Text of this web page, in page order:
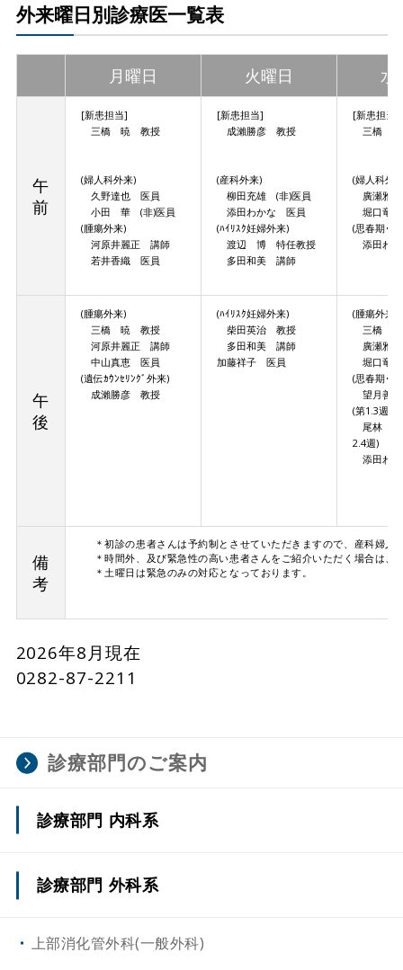
外来曜日別診療医一覧表
月曜日 火曜日 水
午
前
[新患担当]
三橋 暁 教授
(婦人科外来)
久野達也 医員
小田 華 (非)医員
(腫瘍外来)
河原井麗正 講師
若井香織 医員
[新患担当]
成瀨勝彦 教授
(産科外来)
柳田充雄 (非)医員
添田わかな 医員
(ﾊｲﾘｽｸ妊婦外来)
渡辺 博 特任教授
多田和美 講師
[新患担当]
三橋
(婦人科外
廣瀬雅
堀口竜
(思春期･
添田わ
午
後
(腫瘍外来)
三橋 暁 教授
河原井麗正 講師
中山真恵 医員
(遺伝ｶｳﾝｾﾘﾝｸﾞ外来)
成瀨勝彦 教授
(ﾊｲﾘｽｸ妊婦外来)
柴田英治 教授
多田和美 講師
加藤祥子 医員
(腫瘍外来)
三橋
廣瀬雅
堀口竜
(思春期･
望月善
(第1.3週)
尾林 聡
2.4週)
添田わ
備
考
＊初診の患者さんは予約制とさせていただきますので、産科婦
＊時間外、及び緊急性の高い患者さんをご紹介いただく場合は、
＊土曜日は緊急のみの対応となっております。
2026年8月現在
0282-87-2211
診療部門のご案内
診療部門 内科系
心臓・血管内科/循環器内科
診療部門 外科系
上部消化管外科(一般外科)